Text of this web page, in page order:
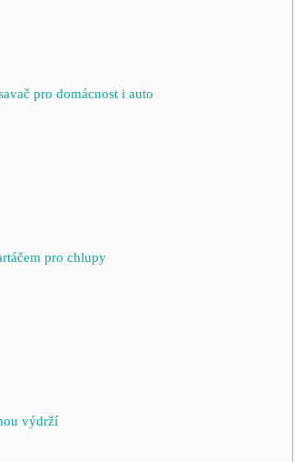
pro domácnost i auto
pro chlupy
výdrží